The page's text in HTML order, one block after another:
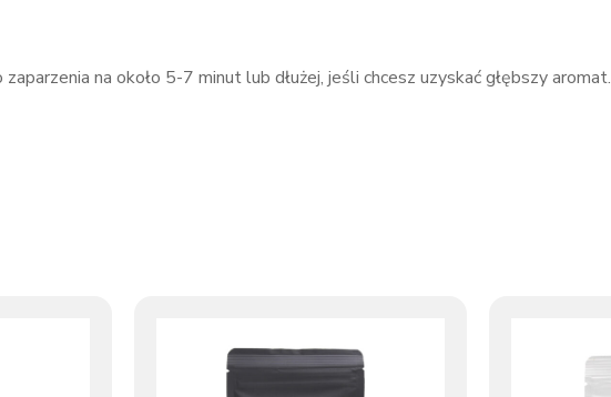
na około 5-7 minut lub dłużej, jeśli chcesz uzyskać głębszy aromat.